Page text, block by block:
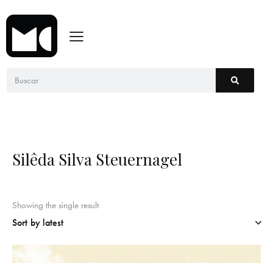
Silêda Silva Steuernagel
Showing the single result